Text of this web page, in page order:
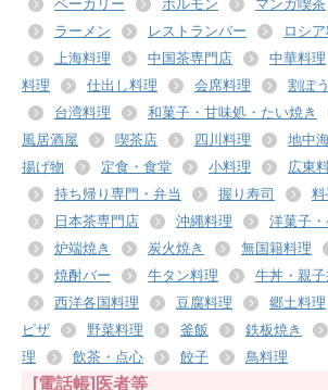
ベーカリー ホルモン マンガ喫茶
ラーメン
レストランバー ロシ
上海料理
中国茶専門店 中華料理
料理
仕出し料理 会席料理 割ぽう
台湾料理
和菓子・甘味処・たい焼き
風居酒屋
喫茶店 四川料理 地中
揚げ物
定食・食堂 小料理 広東
持ち帰り専門・弁当
握り寿司
日本茶専門店
沖縄料理 洋菓子
炉端焼き
炭火焼き 無国籍料理
焼酎バー
牛タン料理 牛丼・親
西洋各国料理
豆腐料理 郷土料理
ピザ
野菜料理 釜飯 鉄板焼き
理
飲茶・点心 餃子 鳥料理
[電話帳]医者等